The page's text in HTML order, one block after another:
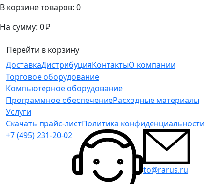
В корзине товаров: 0
На сумму: 0 ₽
Перейти в корзину
ДоставкаДистрибуцияКонтактыО компании
Торговое оборудование
Компьютерное оборудование
Программное обеспечениеРасходные материалы
Услуги
Скачать прайс-листПолитика конфиденциальности
+7 (495) 231-20-02
to@rarus.ru